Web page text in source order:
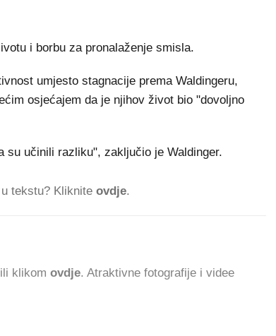
i borbu za pronalaženje smisla.
umjesto stagnacije prema Waldingeru,
osjećajem da je njihov život bio "dovoljno
učinili razliku", zaključio je Waldinger.
tekstu? Kliknite ovdje.
ili klikom ovdje. Atraktivne fotografije i videe